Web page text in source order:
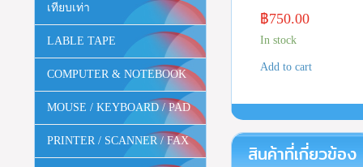
฿750.00
In stock
Add to cart
สินค้าที่เกี่ยวข้อง
เทียบเท่า
LABLE TAPE
COMPUTER & NOTEBOOK
MOUSE / KEYBOARD / PAD
PRINTER / SCANNER / FAX